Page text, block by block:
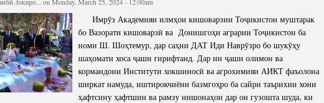
Director of Institute
Struture of the Institute
Directors and Staff History of Directors
Имрӯз Академияи илмҳои кишоварзии Тоҷикистон муштарак
бо Вазорати кишоварзӣ ва Донишгоҳи аграрии Тоҷикистон ба
номи Ш. Шоҳтемур, дар саҳни ДАТ Иди Наврӯзро бо шукӯҳу
шаҳомати хоса ҷашн гирифтанд. Дар ин ҷашн олимон ва
кормандони Институти хокшиносӣ ва агрохимияи АИКТ фаъолона
ширкат намуда, иштирокчиёни базмгоҳро ба сайри таърихии хони
ҳафтсину ҳафтшин ва рамзу нишонаҳои дар он гузошта шуда, ки